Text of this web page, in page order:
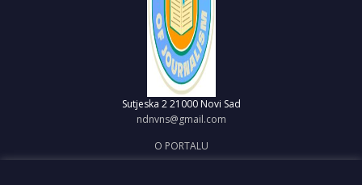
Sutjeska 2 21000 Novi Sad
ndnvns@gmail.com
O PORTALU